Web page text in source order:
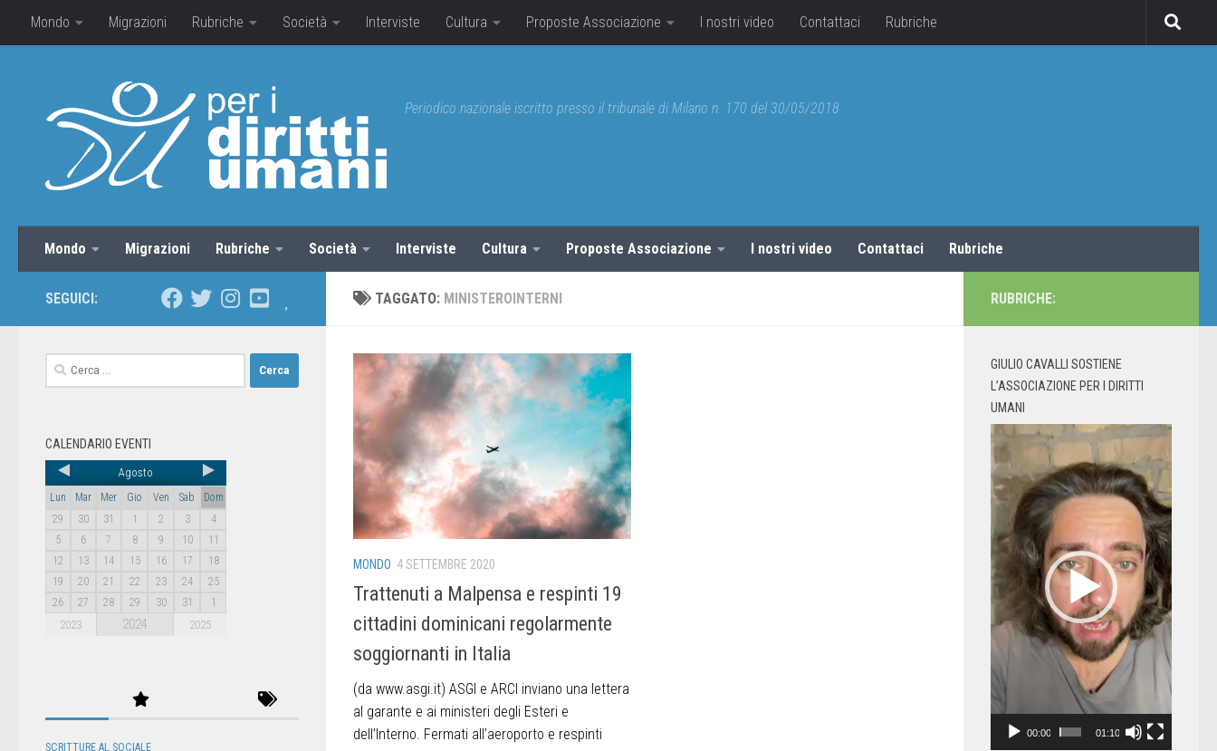
Mondo Migrazioni Rubriche Società Interviste Cultura Proposte Associazione I nostri video Contattaci Rubriche
Periodico nazionale iscritto presso il tribunale di Milano n. 170 del 30/05/2018
Mondo Migrazioni Rubriche Società Interviste Cultura Proposte Associazione I nostri video Contattaci Rubriche
TAGGATO: MINISTEROINTERNI
MONDO 4 SETTEMBRE 2020
Trattenuti a Malpensa e respinti 19
cittadini dominicani regolarmente
soggiornanti in Italia
(da www.asgi.it) ASGI e ARCI inviano una lettera
al garante e ai ministeri degli Esteri e
dell’Interno. Fermati all’aeroporto e respinti
SEGUICI:
CALENDARIO EVENTI
Agosto
Lun Mar Mer Gio Ven Sab
Dom
29
30 31 1 2 3
4
5
6 7 8 9 10
11
12
13 14 15 16 17
18
19
20 21 22 23 24
25
26
27 28 29 30 31 1
2023 2024 2025
SCRITTURE AL SOCIALE
RUBRICHE:
GIULIO CAVALLI SOSTIENE
L’ASSOCIAZIONE PER I DIRITTI
UMANI
Video
Player
00:00 01:10